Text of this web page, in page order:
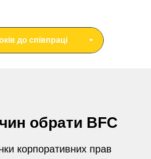
обрати BFC
корпоративних прав